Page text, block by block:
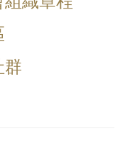
群